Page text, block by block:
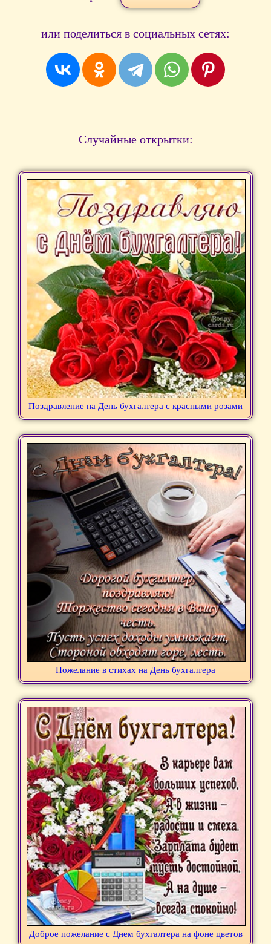
или поделиться в социальных сетях:
Случайные открытки:
Поздравление на День бухгалтера с красными розами
Пожелание в стихах на День бухгалтера
Доброе пожелание с Днем бухгалтера на фоне цветов